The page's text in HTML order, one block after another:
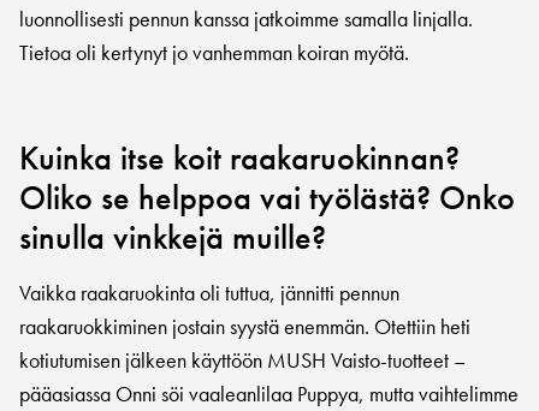
luonnollisesti pennun kanssa jatkoimme samalla linjalla.
Tietoa oli kertynyt jo vanhemman koiran myötä.
Kuinka itse koit raakaruokinnan?
Oliko se helppoa vai työlästä? Onko
sinulla vinkkejä muille?
Vaikka raakaruokinta oli tuttua, jännitti pennun
raakaruokkiminen jostain syystä enemmän. Otettiin heti
kotiutumisen jälkeen käyttöön MUSH Vaisto-tuotteet –
pääasiassa Onni söi vaaleanlilaa Puppya, mutta vaihtelimme